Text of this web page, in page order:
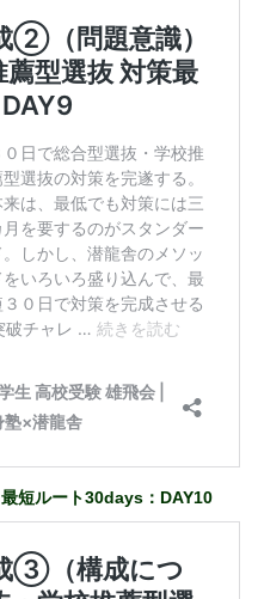
短ルート30days：DAY10